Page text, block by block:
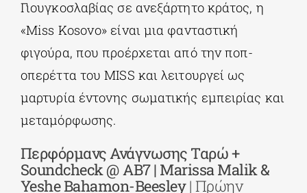
Γιουγκοσλαβίας σε ανεξάρτητο κράτος, η
«Miss Kosovo» είναι μια φανταστική
φιγούρα, που προέρχεται από την ποπ-
οπερέττα του MISS και λειτουργεί ως
μαρτυρία έντονης σωματικής εμπειρίας και
μεταμόρφωσης.
Περφόρμανς Ανάγνωσης Ταρώ +
Soundcheck @ AB7 | Marissa Malik &
Yeshe Bahamon-Beesley| Πρώην